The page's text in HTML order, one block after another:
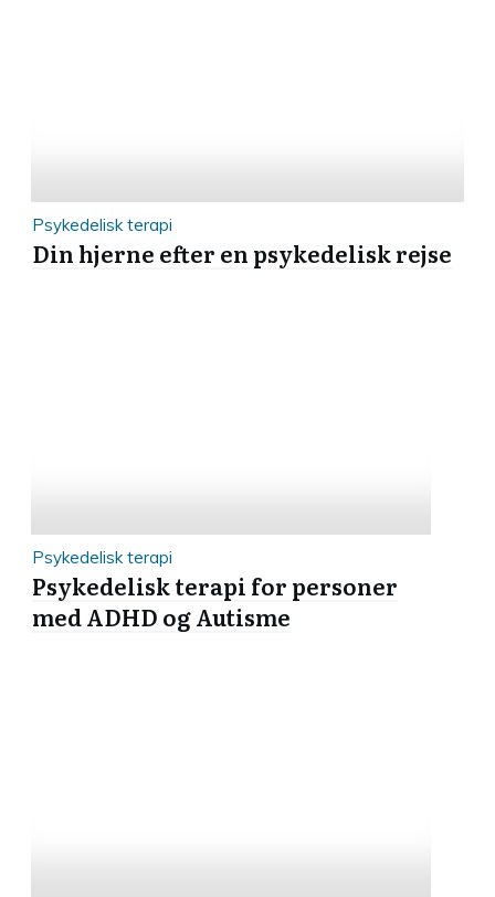
Psykedelisk terapi
Din hjerne efter en psykedelisk rejse
Psykedelisk terapi
Psykedelisk terapi for personer
med ADHD og Autisme